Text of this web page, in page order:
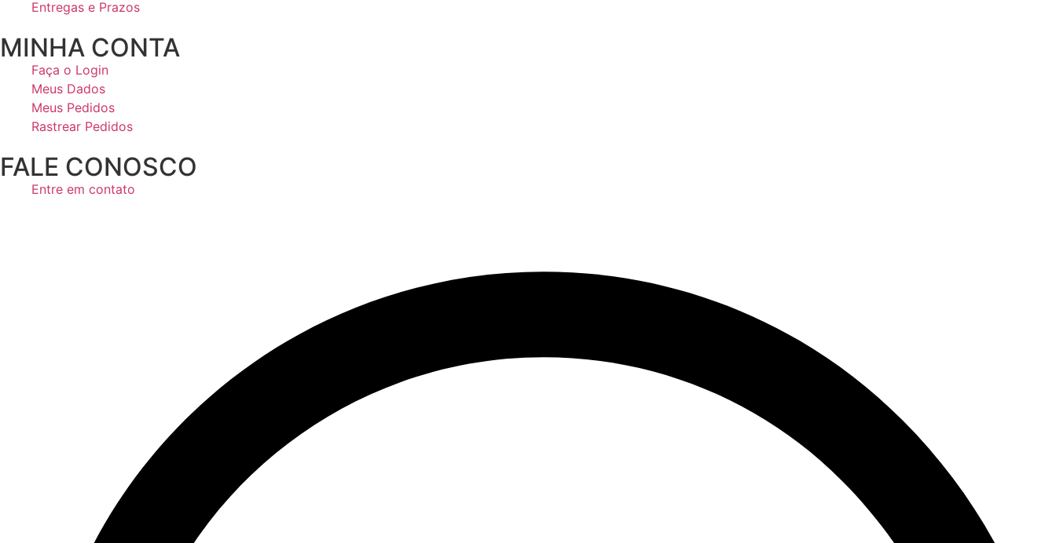
Entregas e Prazos
MINHA CONTA
Faça o Login
Meus Dados
Meus Pedidos
Rastrear Pedidos
FALE CONOSCO
Entre em contato